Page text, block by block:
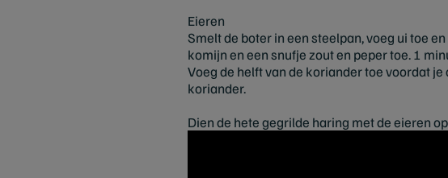
Eieren
Smelt de boter in een steelpan, voeg ui toe
komijn en een snufje zout en peper toe. 1
Voeg de helft van de koriander toe voordat
koriander.
Dien de hete gegrilde haring met de eieren